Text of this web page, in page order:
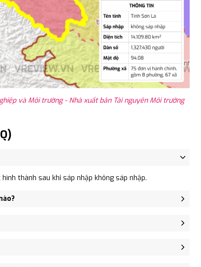
và Môi trường - Nhà xuất bản Tài nguyên Môi trường
thành sau khi sáp nhập không sáp nhập.
Suối Bau, Xã Sập Xa, Xã Gia Phù.
Phù, Tỉnh Sơn La - trung tâm khu vực thuận tiện giao